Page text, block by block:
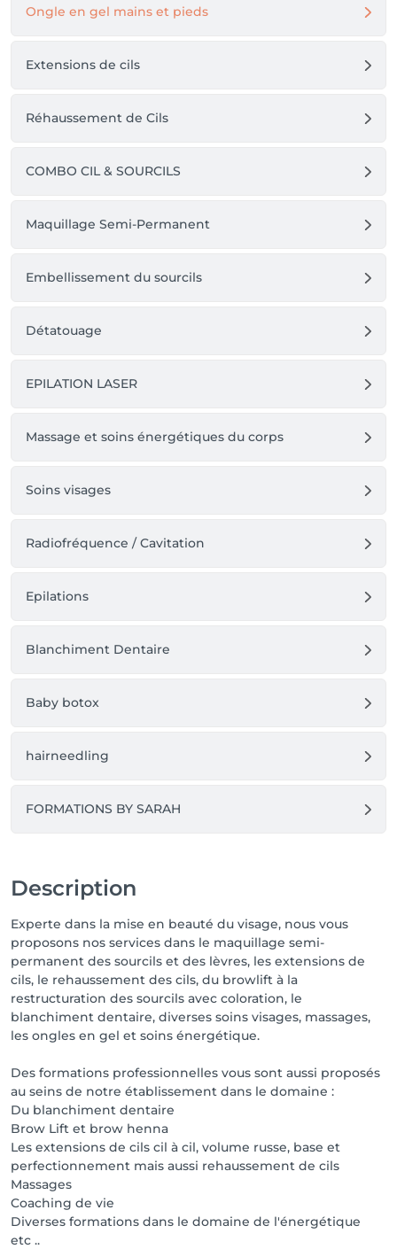
PAIEMENTS:
Ongle en gel mains et pieds
Extensions de cils
Réhaussement de Cils
COMBO CIL & SOURCILS
Maquillage Semi-Permanent
Embellissement du sourcils
Détatouage
EPILATION LASER
Massage et soins énergétiques du corps
Soins visages
Radiofréquence / Cavitation
Epilations
Blanchiment Dentaire
Baby botox
hairneedling
FORMATIONS BY SARAH
Description
Experte dans la mise en beauté du visage, nous vous
proposons nos services dans le maquillage semi-
permanent des sourcils et des lèvres, les extensions de
cils, le rehaussement des cils, du browlift à la
restructuration des sourcils avec coloration, le
blanchiment dentaire, diverses soins visages, massages,
les ongles en gel et soins énergétique.
Des formations professionnelles vous sont aussi proposés
au seins de notre établissement dans le domaine :
Du blanchiment dentaire
Brow Lift et brow henna
Les extensions de cils cil à cil, volume russe, base et
perfectionnement mais aussi rehaussement de cils
Massages
Coaching de vie
Diverses formations dans le domaine de l'énergétique
etc ..